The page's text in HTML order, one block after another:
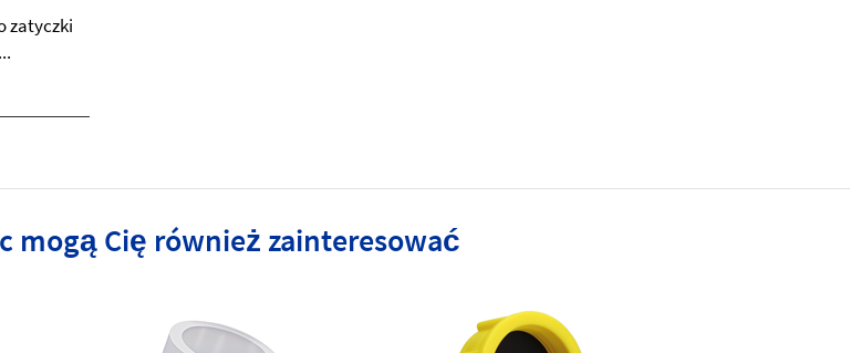
zatyczki
mogą Cię również zainteresować